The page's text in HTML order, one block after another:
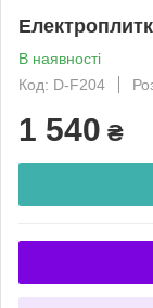
В наявності
Код: D-F204
1 540 ₴